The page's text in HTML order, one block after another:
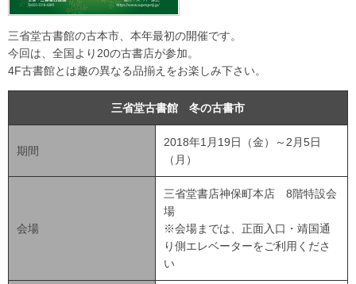
三省堂古書館の古本市、本年最初の開催です。
今回は、全国より20の古書店が参加。
4F古書館とは趣の異なる品揃えをお楽しみ下さい。
三省堂古書館 冬の古書市
期間
2018年1月19日（金）～2月5日
（月）
会場
三省堂書店神保町本店 8階特設会
場
※会場までは、正面入口・靖国通
り側エレベーターをご利用くださ
い